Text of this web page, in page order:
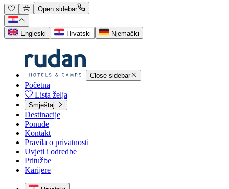
Open sidebar
Engleski Hrvatski Njemački
Close sidebar
Početna
Lista želja
Smještaj
Destinacije
Ponude
Kontakt
Pravila o privatnosti
Uvjeti i odredbe
Pritužbe
Karijere